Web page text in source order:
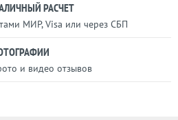
РАСЧЕТ
МИР, Visa или через СБП
и видео отзывов